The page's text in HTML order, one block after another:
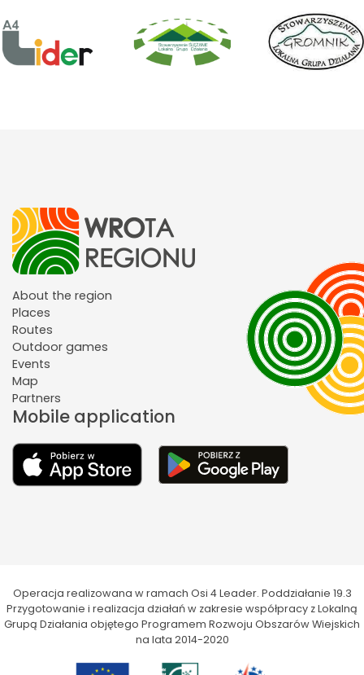
About the region
Places
Routes
Outdoor games
Events
Map
Partners
Mobile application
Operacja realizowana w ramach Osi 4 Leader. Poddziałanie 19.3
Przygotowanie i realizacja działań w zakresie współpracy z Lokalną
Grupą Działania objętego Programem Rozwoju Obszarów Wiejskich
na lata 2014-2020